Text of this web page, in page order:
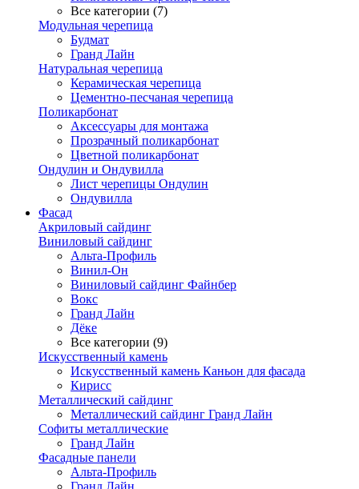
Все категории (7)
Модульная черепица
Будмат
Гранд Лайн
Натуральная черепица
Керамическая черепица
Цементно-песчаная черепица
Поликарбонат
Аксессуары для монтажа
Прозрачный поликарбонат
Цветной поликарбонат
Ондулин и Ондувилла
Лист черепицы Ондулин
Ондувилла
Фасад
Акриловый сайдинг
Виниловый сайдинг
Альта-Профиль
Винил-Он
Виниловый сайдинг Файнбер
Вокс
Гранд Лайн
Дёке
Все категории (9)
Искусственный камень
Искусственный камень Каньон для фасада
Кирисс
Металлический сайдинг
Металлический сайдинг Гранд Лайн
Софиты металлические
Гранд Лайн
Фасадные панели
Альта-Профиль
Гранд Лайн